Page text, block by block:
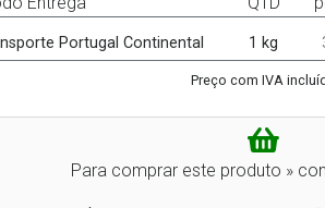
Portugal Continental 1 kg
Preço com IVA
Para comprar este produto »